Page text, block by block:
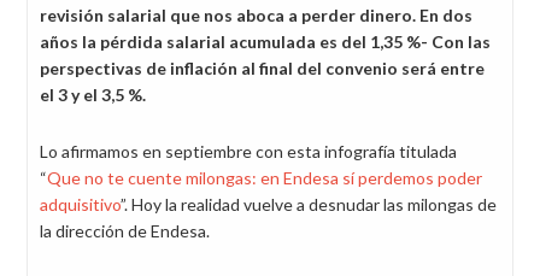
revisión salarial que nos aboca a perder dinero. En dos
años la pérdida salarial acumulada es del 1,35 %- Con las
perspectivas de inflación al final del convenio será entre
el 3 y el 3,5 %.
Lo afirmamos en septiembre con esta infografía titulada
“Que no te cuente milongas: en Endesa sí perdemos poder
adquisitivo”. Hoy la realidad vuelve a desnudar las milongas de
la dirección de Endesa.